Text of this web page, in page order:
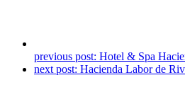
previous post: Hotel & Spa
next post: Hacienda Labor de